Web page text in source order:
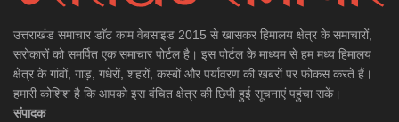
उत्तराखंड समाचार डाॅट काम वेबसाइड 2015 से खासकर हिमालय क्षेत्र के समाचारों,
सरोकारों को समर्पित एक समाचार पोर्टल है। इस पोर्टल के माध्यम से हम मध्य हिमालय
क्षेत्र के गांवों, गाड़, गधेरों, शहरों, कस्बों और पर्यावरण की खबरों पर फोकस करते हैं।
हमारी कोशिश है कि आपको इस वंचित क्षेत्र की छिपी हुई सूचनाएं पहुंचा सकें।
संपादक